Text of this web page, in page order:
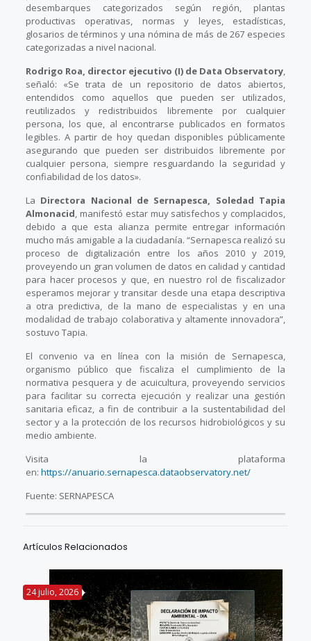
desembarques categorizados según región, plantas
productivas operativas, normas y leyes, estadísticas,
glosarios de términos y una nómina de más de 267 especies
categorizadas a nivel nacional.
Rodrigo Roa, director ejecutivo (I) de Data Observatory,
señaló: «Se trata de un repositorio de datos abiertos,
entendidos como aquellos que pueden ser utilizados,
reutilizados y redistribuidos libremente por cualquier
persona, los que, al encontrarse publicados en formatos
legibles. A partir de hoy quedan disponibles públicamente
asegurando que pueden ser distribuidos libremente por
cualquier persona, siempre resguardando la seguridad y
confiabilidad de los datos».
La Directora Nacional de Sernapesca, Soledad Tapia
Almonacid, manifestó estar muy satisfechos y complacidos,
debido a que esta alianza permite entregar información
mucho más amigable a la ciudadanía. “Sernapesca realizó su
proceso de digitalización entre los años 2010 y 2019,
proveyendo un gran volumen de datos en calidad y cantidad
para hacer procesos y que, en nuestro rol de fiscalizador
esperamos mejorar y transitar desde una etapa descriptiva
a otra predictiva, de la mano de especialistas y en una
modalidad de trabajo colaborativa y altamente innovadora”,
sostuvo Tapia.
El convenio va en línea con la misión de Sernapesca,
organismo público que fiscaliza el cumplimiento de la
normativa pesquera y de acuicultura, proveyendo servicios
para facilitar su correcta ejecución y realizar una gestión
sanitaria eficaz, a fin de contribuir a la sustentabilidad del
sector y a la protección de los recursos hidrobiológicos y su
medio ambiente.
Visita la plataforma
en: https://anuario.sernapesca.dataobservatory.net/
Fuente: SERNAPESCA
Artículos Relacionados
24 julio, 2026